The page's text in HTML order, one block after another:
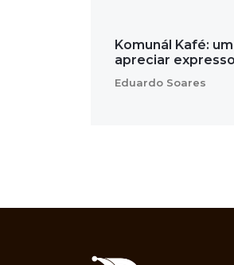
Komunál Kafé:
apreciar
Eduardo Soares